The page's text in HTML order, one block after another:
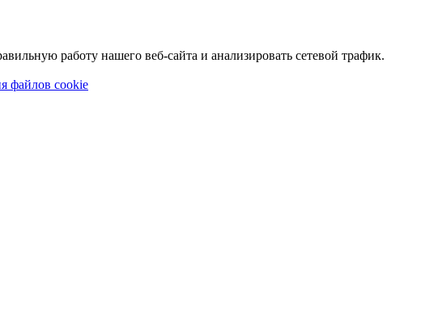
работу нашего веб-сайта и анализировать сетевой трафик.
файлов cookie